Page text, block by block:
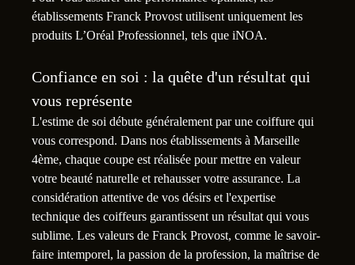
établissements Franck Provost utilisent uniquement les
produits L’Oréal Professionnel, tels que iNOA.
Confiance en soi : la quête d'un résultat qui
vous représente
L'estime de soi débute généralement par une coiffure qui
vous correspond. Dans nos établissements à Marseille
4ème, chaque coupe est réalisée pour mettre en valeur
votre beauté naturelle et rehausser votre assurance. La
considération attentive de vos désirs et l'expertise
technique des coiffeurs garantissent un résultat qui vous
sublime. Les valeurs de Franck Provost, comme le savoir-
faire intemporel, la passion de la profession, la maîtrise de